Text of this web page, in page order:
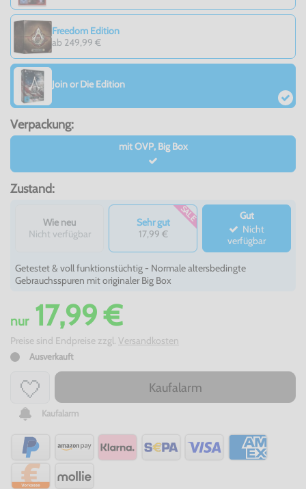
Freedom Edition
ab 249,99 €
Join or Die Edition
Verpackung:
mit OVP, Big Box
Zustand:
Wie neu
Nicht verfügbar
Sehr gut
17,99 €
SALE
Gut
verfügbar
Getestet & voll funktionstüchtig - Normale altersbedingte
Gebrauchsspuren mit originaler Big Box
nur17,99 €
Preise sind Endpreise zzgl. Versandkosten
Ausverkauft
Kaufalarm
Kaufalarm